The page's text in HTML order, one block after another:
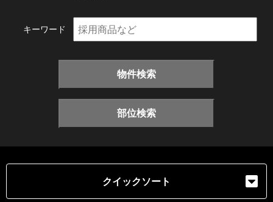
キーワード
物件検索
部位検索
クイックソート